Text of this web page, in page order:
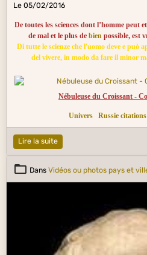
Le 05/02/2016
De toutes les sciences dont l’homme peut
de mal et le plus de bien possible, est
Di tutte le scienze che l'uomo deve e può
del vivere, in modo da fare il minor
Nébuleuse du Croissant -
Univers Russie citations
Lire la suite
Dans Vidéos ou photos pays et